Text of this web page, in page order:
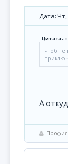
Дата:
Цитата
чтоб не
А